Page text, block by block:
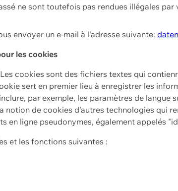
ne sont toutefois pas rendues illégales
envoyer un e-mail à l'adresse suivante:
les cookies
cookies sont des fichiers textes qui
sert en premier lieu à enregistrer les
par exemple, les paramètres de
notion de cookies d'autres technologies qui
en ligne pseudonymes, également appelés
et les fonctions suivantes :